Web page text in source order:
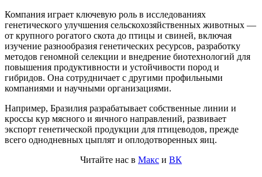
Компания играет ключевую роль в исследованиях
генетического улучшения сельскохозяйственных животных —
от крупного рогатого скота до птицы и свиней, включая
изучение разнообразия генетических ресурсов, разработку
методов геномной селекции и внедрение биотехнологий для
повышения продуктивности и устойчивости пород и
гибридов. Она сотрудничает с другими профильными
компаниями и научными организациями.
Например, Бразилия разрабатывает собственные линии и
кроссы кур мясного и яичного направлений, развивает
экспорт генетической продукции для птицеводов, прежде
всего однодневных цыплят и оплодотворенных яиц.
Читайте нас в Макс и ВК